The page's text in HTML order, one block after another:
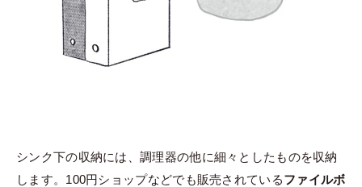
シンク下の収納には、調理器の他に細々としたものを収納
します。100円ショップなどでも販売されているファイルボ